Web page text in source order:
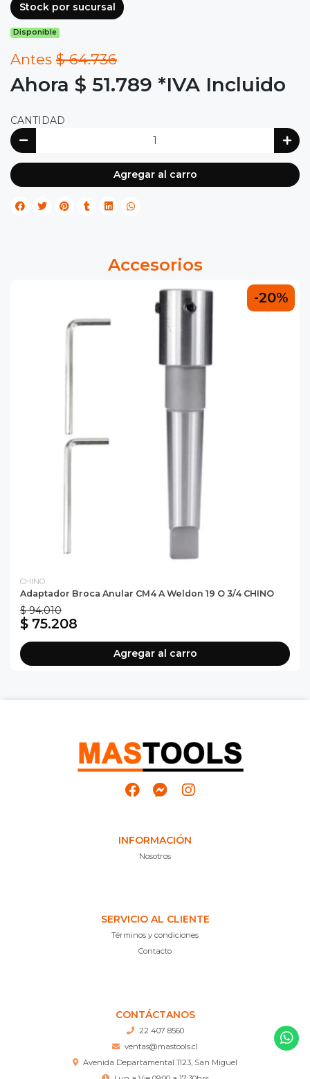
Stock por sucursal
Disponible
Antes $ 64.736
Ahora $ 51.789 *IVA Incluido
CANTIDAD
Agregar al carro
Accesorios
-20%
CHINO
Adaptador Broca Anular CM4 A Weldon 19 O 3/4 CHINO
$ 94.010
$ 75.208
Agregar al carro
INFORMACIÓN
Nosotros
SERVICIO AL CLIENTE
Términos y condiciones
Contacto
CONTÁCTANOS
22 407 8560
ventas@mastools.cl
Avenida Departamental 1123, San Miguel